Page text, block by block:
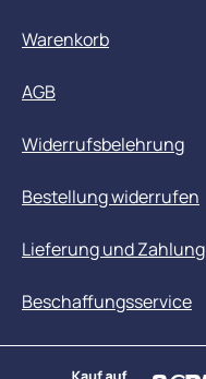
Warenkorb
AGB
Widerrufsbelehrung
Bestellung widerrufen
Lieferung und Zahlung
Beschaffungsservice